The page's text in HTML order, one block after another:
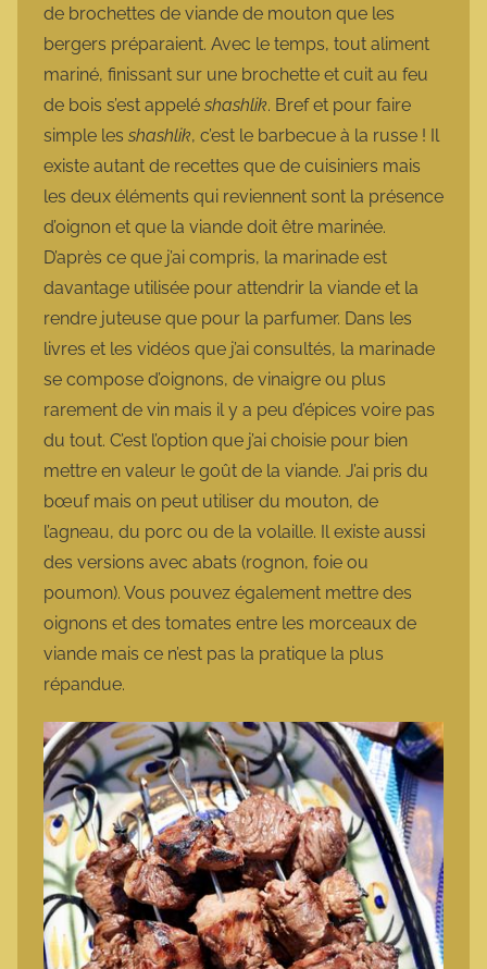
de brochettes de viande de mouton que les
bergers préparaient. Avec le temps, tout aliment
mariné, finissant sur une brochette et cuit au feu
de bois s’est appelé shashlik. Bref et pour faire
simple les shashlik, c’est le barbecue à la russe ! Il
existe autant de recettes que de cuisiniers mais
les deux éléments qui reviennent sont la présence
d’oignon et que la viande doit être marinée.
D’après ce que j’ai compris, la marinade est
davantage utilisée pour attendrir la viande et la
rendre juteuse que pour la parfumer. Dans les
livres et les vidéos que j’ai consultés, la marinade
se compose d’oignons, de vinaigre ou plus
rarement de vin mais il y a peu d’épices voire pas
du tout. C’est l’option que j’ai choisie pour bien
mettre en valeur le goût de la viande. J’ai pris du
bœuf mais on peut utiliser du mouton, de
l’agneau, du porc ou de la volaille. Il existe aussi
des versions avec abats (rognon, foie ou
poumon). Vous pouvez également mettre des
oignons et des tomates entre les morceaux de
viande mais ce n’est pas la pratique la plus
répandue.